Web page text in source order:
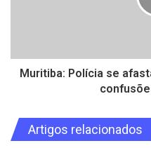
Muritiba: Polícia se
Artigos relacionados